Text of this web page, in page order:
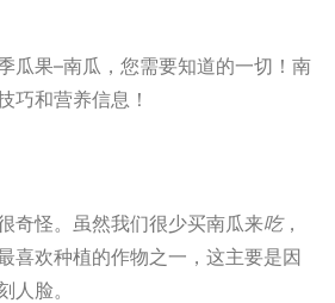
瓜果–南瓜，您需要知道的一切！南
巧和营养信息！
奇怪。虽然我们很少买南瓜来吃，
喜欢种植的作物之一，这主要是因
人脸。